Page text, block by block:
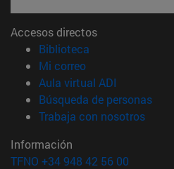
Accesos directos
Biblioteca
Mi correo(abre en nueva
Aula virtual ADI
Búsqueda de personas
Trabaja con nosotros(abre
Información
TFNO +34 948 42 56 00